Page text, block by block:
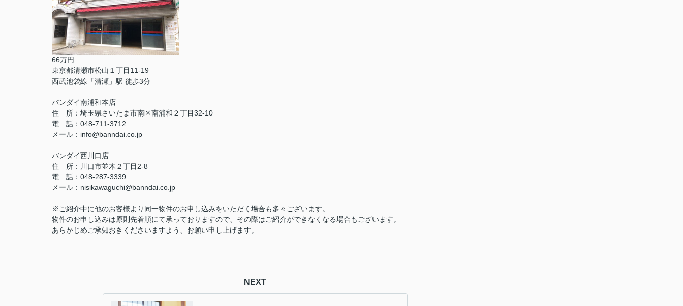
66万円
東京都清瀬市松山１丁目11-19
西武池袋線「清瀬」駅 徒歩3分
バンダイ南浦和本店
住 所：埼玉県さいたま市南区南浦和２丁目32-10
電 話：048-711-3712
メール：info@banndai.co.jp
バンダイ西川口店
住 所：川口市並木２丁目2-8
電 話：048-287-3339
メール：nisikawaguchi@banndai.co.jp
※ご紹介中に他のお客様より同一物件のお申し込みをいただく場合も多々ございます。
物件のお申し込みは原則先着順にて承っておりますので、その際はご紹介ができなくなる場合もございます。
あらかじめご承知おきくださいますよう、お願い申し上げます。
NEXT